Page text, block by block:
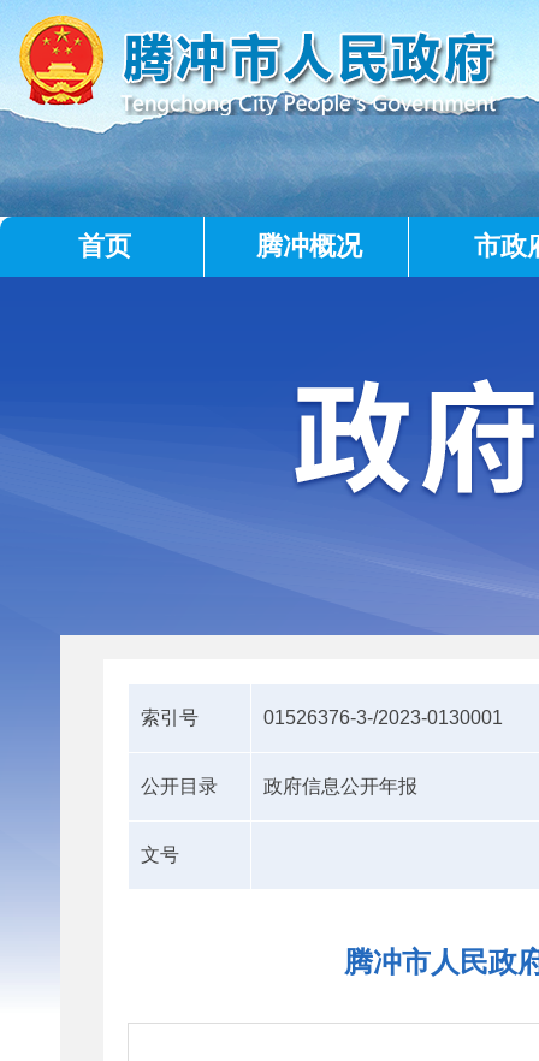
首页 腾冲概况 市政
索引号 01526376-3-/2023-0130001
公开目录 政府信息公开年报
文号
腾冲市人民政